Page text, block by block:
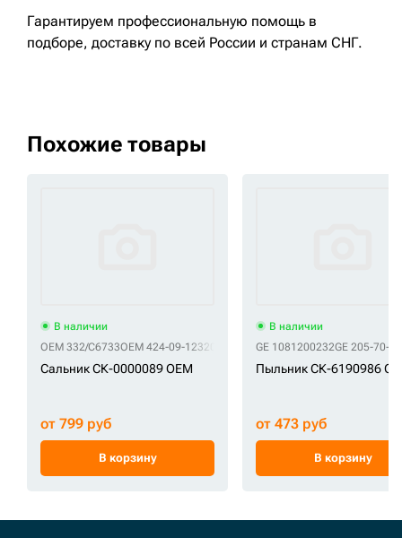
Гарантируем профессиональную помощь в
подборе, доставку по всей России и странам СНГ.
Похожие товары
В наличии
OEM 332/C6733OEM 424-09-12320 OEM KHV0102
Сальник СК-0000089 OEM
от 799 руб
В корзину
В наличии
GE 1081200232GE 205-70-
Пыльник СК-6190986 GE
от 473 руб
В корзину